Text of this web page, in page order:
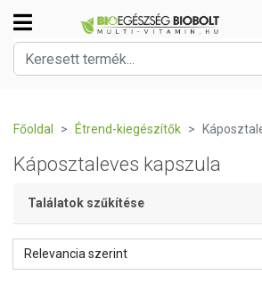
Főoldal Étrend-kiegészítők
Káposztaleves kapszula
Találatok szűkítése
Relevancia szerint